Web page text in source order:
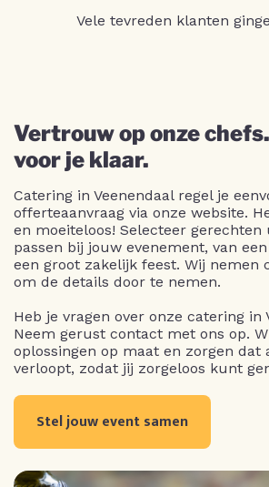
Vele tevreden klanten
Vertrouw op onze
voor je klaar.
Catering in Veenendaal regel je
offerteaanvraag via onze website.
en moeiteloos! Selecteer
passen bij jouw evenement, van
een groot zakelijk feest. Wij nemen
om de details door te nemen.
Heb je vragen over onze catering in
Neem gerust contact met ons op.
oplossingen op maat en zorgen dat
verloopt, zodat jij zorgeloos kunt
Stel jouw event samen